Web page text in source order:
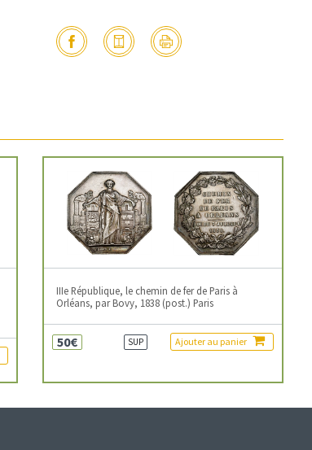
IIIe République, le chemin de fer de Paris à
Orléans, par Bovy, 1838 (post.) Paris
50€ SUP Ajouter au panier